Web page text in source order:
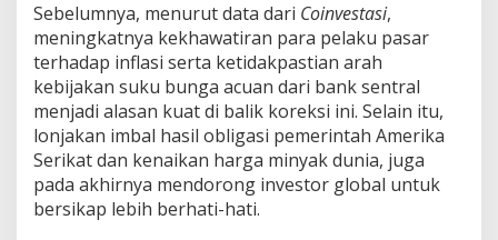
t
i
m
e
B
i
c
o
Sebelumnya, menurut data dari Coinvestasi,
meningkatnya kekhawatiran para pelaku pasar
terhadap inflasi serta ketidakpastian arah
kebijakan suku bunga acuan dari bank sentral
menjadi alasan kuat di balik koreksi ini. Selain itu,
lonjakan imbal hasil obligasi pemerintah Amerika
Serikat dan kenaikan harga minyak dunia, juga
pada akhirnya mendorong investor global untuk
bersikap lebih berhati-hati.